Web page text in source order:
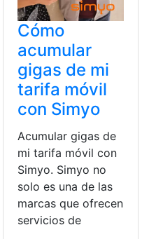
Cómo
acumular
gigas de mi
tarifa móvil
con Simyo
Acumular gigas de
mi tarifa móvil con
Simyo. Simyo no
solo es una de las
marcas que ofrecen
servicios de